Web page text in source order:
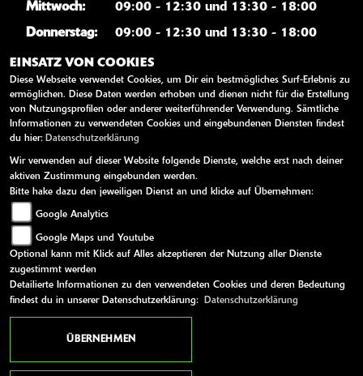
Mittwoch:
09:00 - 12:30 und 13:30 - 18:00
Donnerstag:
09:00 - 12:30 und 13:30 - 18:00
Freitag:
09:00 - 12:30 und 13:30 - 18:00
Samstag:
09:00 - 12:00
Sonntag:
geschlossen
WEITERE LINKS
Kawasaki News
Kawasaki Handbücher
Kawasaki Bekleidung
Kawasaki Merchandise
AGB Impressum Datenschutz Disclaimer
EINSATZ VON COOKIES
Diese Webseite verwendet Cookies, um Dir ein bestmögliches Surf-Erlebnis zu
ermöglichen. Diese Daten werden erhoben und dienen nicht für die Erstellung
von Nutzungsprofilen oder anderer weiterführender Verwendung. Sämtliche
Informationen zu verwendeten Cookies und eingebundenen Diensten findest
du hier: Datenschutzerklärung
Wir verwenden auf dieser Website folgende Dienste, welche erst nach deiner
aktiven Zustimmung eingebunden werden.
Bitte hake dazu den jeweiligen Dienst an und klicke auf Übernehmen:
Google Analytics
Google Maps und Youtube
Optional kann mit Klick auf Alles akzeptieren der Nutzung aller Dienste
zugestimmt werden
Detailierte Informationen zu den verwendeten Cookies und deren Bedeutung
findest du in unserer Datenschutzerklärung:
Datenschutzerklärung
ÜBERNEHMEN